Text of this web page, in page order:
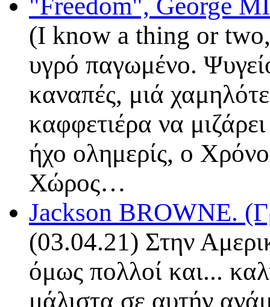
(I know a thing or two,
υγρό παγωμένο.
καναπές, μιά
καφφετιέρα να
ήχο ολημερίς, ο
Χώρος…
Jackson BROWNE.
(03.04.21) Στην
όμως πολλοί και...
μάλιστα σε αυτήν